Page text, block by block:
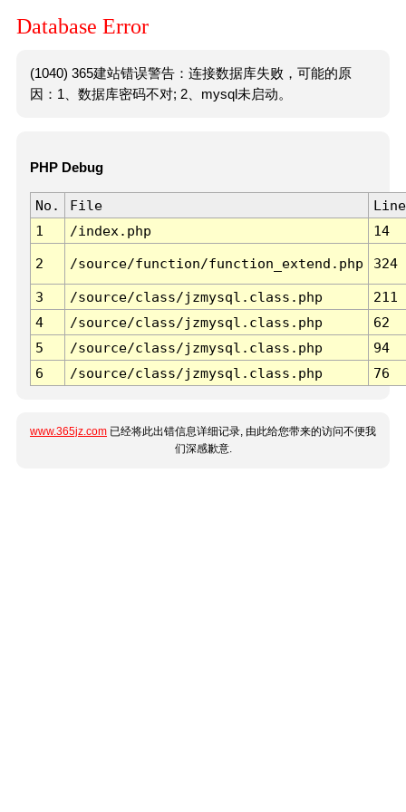
Database Error
(1040) 365建站错误警告：连接数据库失败，可能的原
因：1、数据库密码不对; 2、mysql未启动。
PHP Debug
No. File
Line
1
/index.php 14
2 /source/function/function_extend.php 324
3 /source/class/jzmysql.class.php
211
4
/source/class/jzmysql.class.php
62
5
/source/class/jzmysql.class.php
94
6
/source/class/jzmysql.class.php 76
www.365jz.com 已经将此出错信息详细记录, 由此给您带来的访问不便我
们深感歉意.